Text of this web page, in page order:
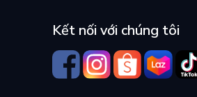
Kết nối với chúng tôi